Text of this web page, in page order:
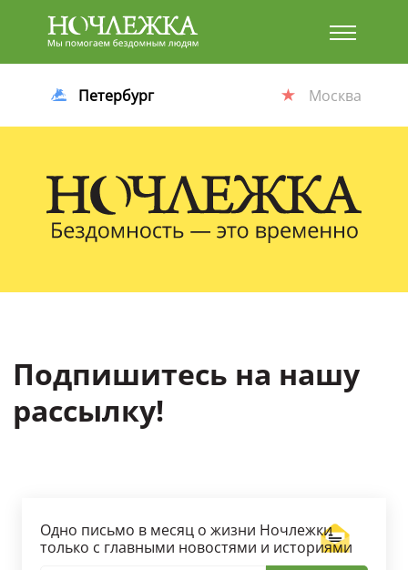
Баннер
Петербург Москва
Подпишитесь на нашу
рассылку!
Одно письмо в месяц о жизни Ночлежки
только с главными новостями и историями